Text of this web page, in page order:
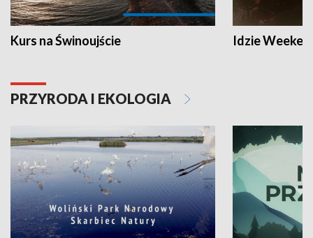
Kurs na Świnoujście Idzie
PRZYRODA I EKOLOGIA